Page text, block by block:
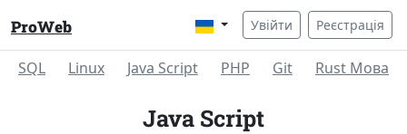
ProWeb Увійти Реєстрація
SQL Linux Java Script PHP Git Rust Мова
Java Script